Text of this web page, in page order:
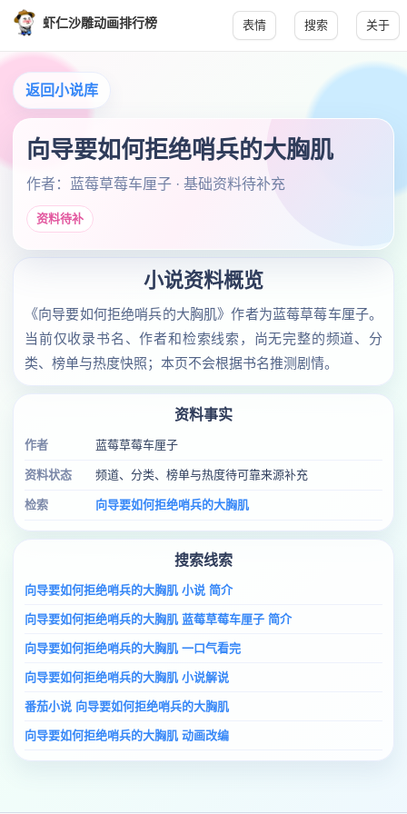
虾仁沙雕动画排行榜 表情 搜索 关于
返回小说库
向导要如何拒绝哨兵的大胸肌
作者：蓝莓草莓车厘子 · 基础资料待补充
资料待补
小说资料概览
《向导要如何拒绝哨兵的大胸肌》作者为蓝莓草莓车厘子。
当前仅收录书名、作者和检索线索，尚无完整的频道、分
类、榜单与热度快照；本页不会根据书名推测剧情。
资料事实
作者 蓝莓草莓车厘子
资料状态 频道、分类、榜单与热度待可靠来源补充
检索 向导要如何拒绝哨兵的大胸肌
搜索线索
向导要如何拒绝哨兵的大胸肌 小说 简介
向导要如何拒绝哨兵的大胸肌 蓝莓草莓车厘子 简介
向导要如何拒绝哨兵的大胸肌 一口气看完
向导要如何拒绝哨兵的大胸肌 小说解说
番茄小说 向导要如何拒绝哨兵的大胸肌
向导要如何拒绝哨兵的大胸肌 动画改编